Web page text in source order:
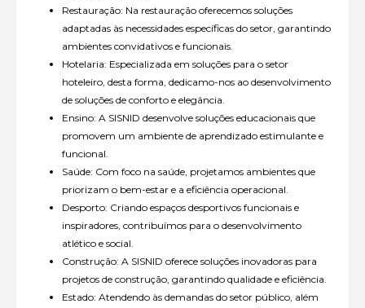
Restauração: Na restauração oferecemos soluções
adaptadas às necessidades específicas do setor, garantindo
ambientes convidativos e funcionais.
Hotelaria: Especializada em soluções para o setor
hoteleiro, desta forma, dedicamo-nos ao desenvolvimento
de soluções de conforto e elegância.
Ensino: A SISNID desenvolve soluções educacionais que
promovem um ambiente de aprendizado estimulante e
funcional.
Saúde: Com foco na saúde, projetamos ambientes que
priorizam o bem-estar e a eficiência operacional.
Desporto: Criando espaços desportivos funcionais e
inspiradores, contribuímos para o desenvolvimento
atlético e social.
Construção: A SISNID oferece soluções inovadoras para
projetos de construção, garantindo qualidade e eficiência.
Estado: Atendendo às demandas do setor público, além